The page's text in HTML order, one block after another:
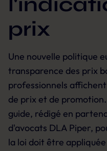
prix
Une nouvelle politique
transparence des prix
professionnels
de prix et de
guide, rédigé en
d'avocats DLA Piper,
la loi doit être appliquée